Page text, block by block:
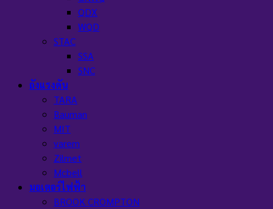
QDX
WQD
STAC
SSA
SNC
ถังแรงดัน
TARA
Bauman
MIT
varem
Zilmet
Mcbell
มอเตอร์ไฟฟ้า
BROOK CROMPTON